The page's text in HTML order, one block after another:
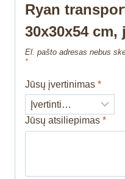
Ryan
30x30x54 cm,
El. pašto adresas nebus
*
Jūsų įvertinimas *
Jūsų atsiliepimas *